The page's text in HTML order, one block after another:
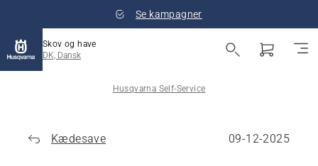
Se kampagner
Skov og have
DK, Dansk
Husqvarna Self-Service
Kædesave 09-12-2025